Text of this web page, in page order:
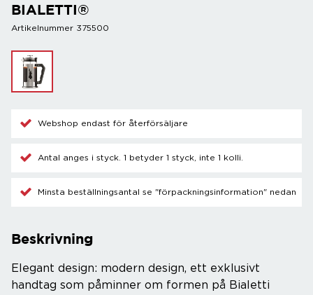
BIALETTI®
Artikelnummer 375500
Webshop endast för återförsäljare
Antal anges i styck. 1 betyder 1 styck, inte 1 kolli.
Minsta beställningsantal se "förpackningsinformation" nedan
Beskrivning
Elegant design: modern design, ett exklusivt
handtag som påminner om formen på Bialetti